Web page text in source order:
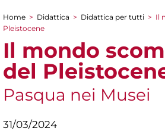
Tu sei qui
Home > Didattica > Didattica per tutti > Il
Pleistocene
Il mondo
del
Pasqua nei Musei
31/03/2024